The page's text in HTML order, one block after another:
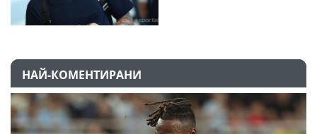
НАЙ-КОМЕНТИРАНИ